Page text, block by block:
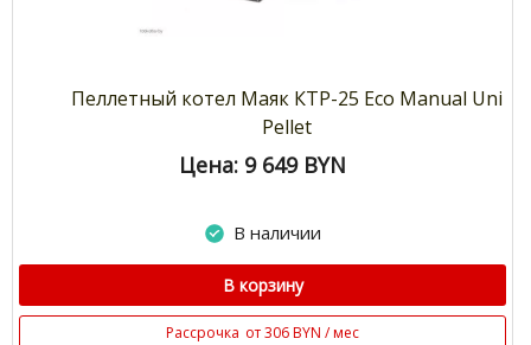
Пеллетный котел Маяк КТР-25 Eco Manual Uni
Pellet
Цена: 9 649 BYN
В наличии
В корзину
Рассрочка от 306 BYN / мес